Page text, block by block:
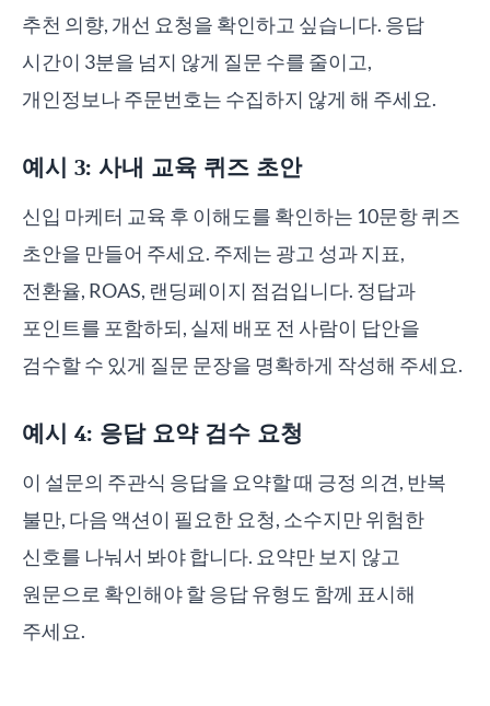
추천 의향, 개선 요청을 확인하고 싶습니다. 응답
시간이 3분을 넘지 않게 질문 수를 줄이고,
개인정보나 주문번호는 수집하지 않게 해 주세요.
예시 3: 사내 교육 퀴즈 초안
신입 마케터 교육 후 이해도를 확인하는 10문항 퀴즈
초안을 만들어 주세요. 주제는 광고 성과 지표,
전환율, ROAS, 랜딩페이지 점검입니다. 정답과
포인트를 포함하되, 실제 배포 전 사람이 답안을
검수할 수 있게 질문 문장을 명확하게 작성해 주세요.
예시 4: 응답 요약 검수 요청
이 설문의 주관식 응답을 요약할 때 긍정 의견, 반복
불만, 다음 액션이 필요한 요청, 소수지만 위험한
신호를 나눠서 봐야 합니다. 요약만 보지 않고
원문으로 확인해야 할 응답 유형도 함께 표시해
주세요.